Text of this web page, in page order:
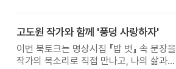
고도원 작가와 함께 '풍덩 사랑하자'
이번 북토크는 명상시집 『밥 벗』 속 문장을
작가의 목소리로 직접 만나고, 나의 삶과